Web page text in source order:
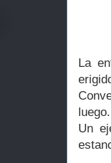
La
luego.
Un